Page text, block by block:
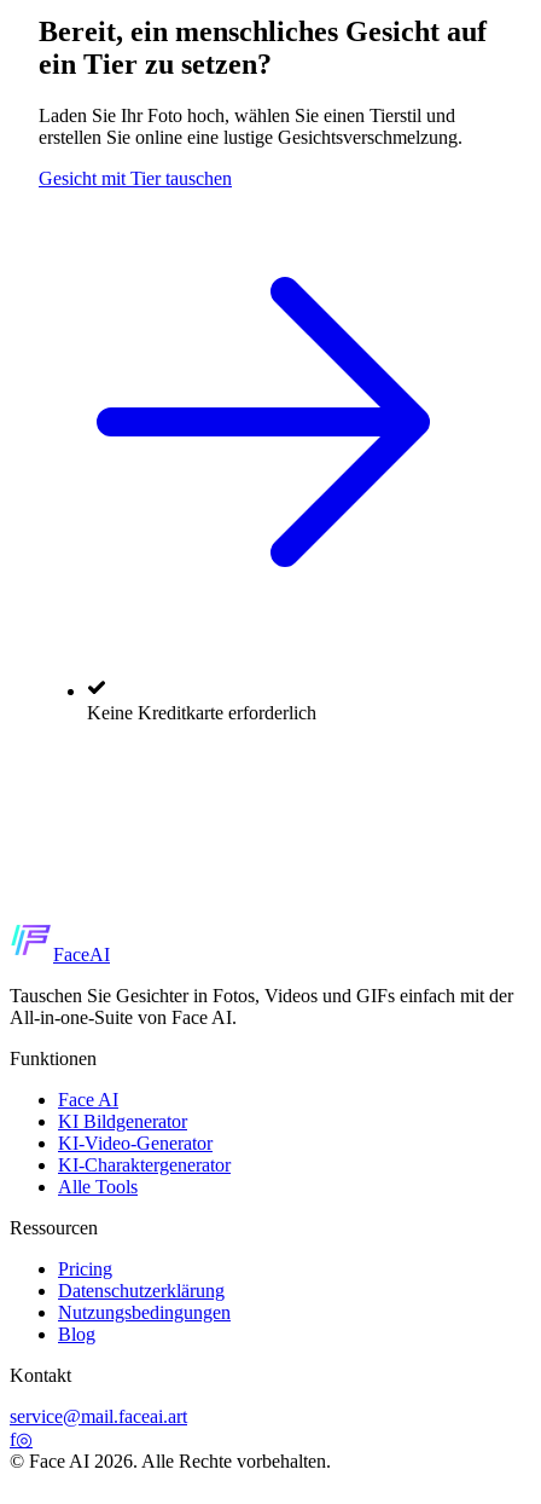
Bereit, ein menschliches Gesicht auf
ein Tier zu setzen?
Laden Sie Ihr Foto hoch, wählen Sie einen Tierstil und
erstellen Sie online eine lustige Gesichtsverschmelzung.
Gesicht mit Tier tauschen
Keine Kreditkarte erforderlich
FaceAI
Tauschen Sie Gesichter in Fotos, Videos und GIFs einfach mit der
All-in-one-Suite von Face AI.
Funktionen
Face AI
KI Bildgenerator
KI-Video-Generator
KI-Charaktergenerator
Alle Tools
Ressourcen
Pricing
Datenschutzerklärung
Nutzungsbedingungen
Blog
Kontakt
service@mail.faceai.art
f◎
© Face AI 2026. Alle Rechte vorbehalten.